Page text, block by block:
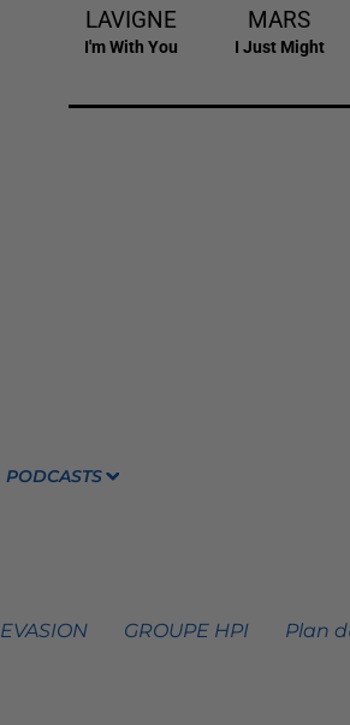
LAVIGNE
I'm With You
MARS
I Just Might
PODCASTS
GROUPE HPI Plan